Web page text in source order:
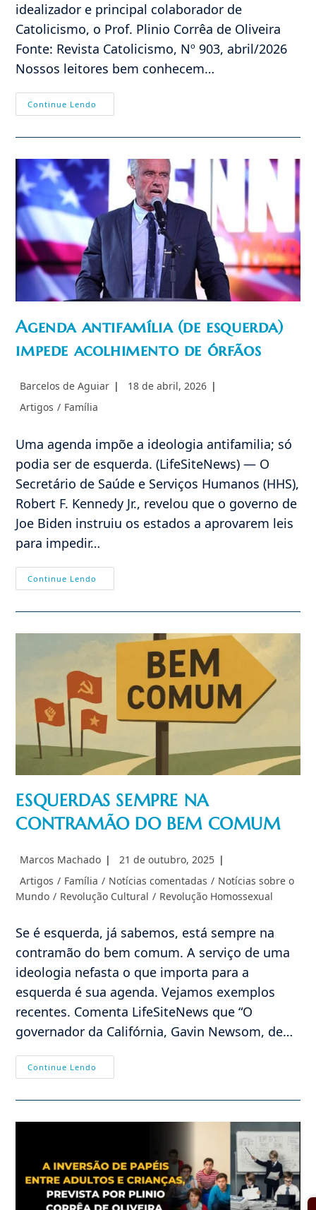
idealizador e principal colaborador de
Catolicismo, o Prof. Plinio Corrêa de Oliveira
Fonte: Revista Catolicismo, Nº 903, abril/2026
Nossos leitores bem conhecem…
Continue Lendo
ANOS
UMA
PAULISTA
Agenda antifamília (de esquerda)
impede acolhimento de órfãos
Autor
post:
Barcelos de Aguiar
Post
18 de abril, 2026
Categoria
Artigos / Família
Uma agenda impõe a ideologia antifamilia; só
podia ser de esquerda. (LifeSiteNews) — O
Secretário de Saúde e Serviços Humanos (HHS),
Robert F. Kennedy Jr., revelou que o governo de
Joe Biden instruiu os estados a aprovarem leis
para impedir…
Continue Lendo
Antifamília
De
Órfãos
ESQUERDAS SEMPRE NA
CONTRAMÃO DO BEM COMUM
Autor
post:
Marcos Machado
Post
21 de outubro, 2025
Categoria
do
Artigos / Família / Notícias comentadas / Notícias sobre o
Mundo / Revolução Cultural / Revolução Homossexual
Se é esquerda, já sabemos, está sempre na
contramão do bem comum. A serviço de uma
ideologia nefasta o que importa para a
esquerda é sua agenda. Vejamos exemplos
recentes. Comenta LifeSiteNews que “O
governador da Califórnia, Gavin Newsom, de…
Continue Lendo
SEMPRE
CONTRAMÃO